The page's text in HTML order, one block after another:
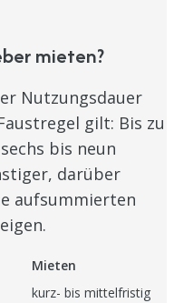
mieten?
Nutzungsdauer
gilt: Bis zu
bis neun
darüber
aufsummierten
Mieten
kurz- bis mittelfristig